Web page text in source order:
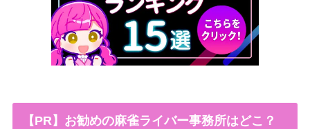
【PR】お勧めの麻雀ライバー事務所はどこ？